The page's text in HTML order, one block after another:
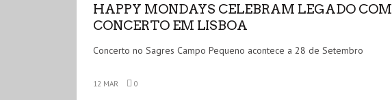
HAPPY MONDAYS CELEBRAM LEGADO COM
CONCERTO EM LISBOA
Concerto no Sagres Campo Pequeno acontece a 28 de Setembro
12 MAR 0